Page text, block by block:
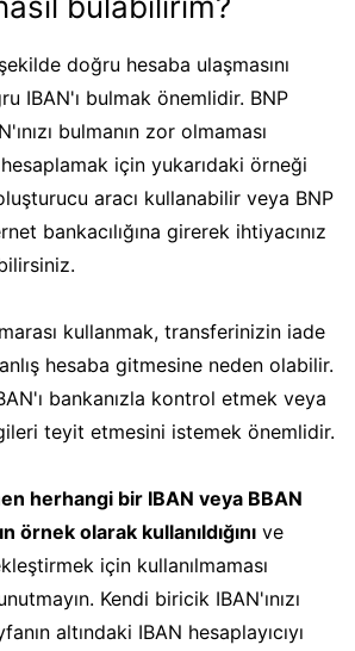
şekilde doğru hesaba ulaşmasını
IBAN'ı bulmak önemlidir. BNP
bulmanın zor olmaması
hesaplamak için yukarıdaki örneği
aracı kullanabilir veya BNP
bankacılığına girerek ihtiyacınız
kullanmak, transferinizin iade
hesaba gitmesine neden olabilir.
bankanızla kontrol etmek veya
teyit etmesini istemek önemlidir.
herhangi bir IBAN veya BBAN
örnek olarak kullanıldığını ve
için kullanılmaması
Kendi biricik IBAN'ınızı
altındaki IBAN hesaplayıcıyı